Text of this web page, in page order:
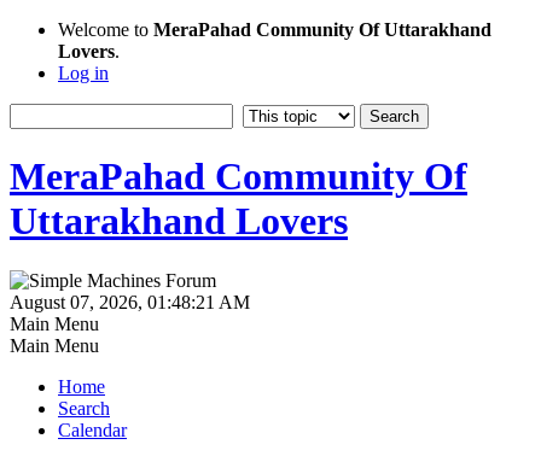
Welcome to MeraPahad Community Of Uttarakhand
Lovers.
Log in
MeraPahad Community Of
Uttarakhand Lovers
August 07, 2026, 01:48:21 AM
Main Menu
Main Menu
Home
Search
Calendar